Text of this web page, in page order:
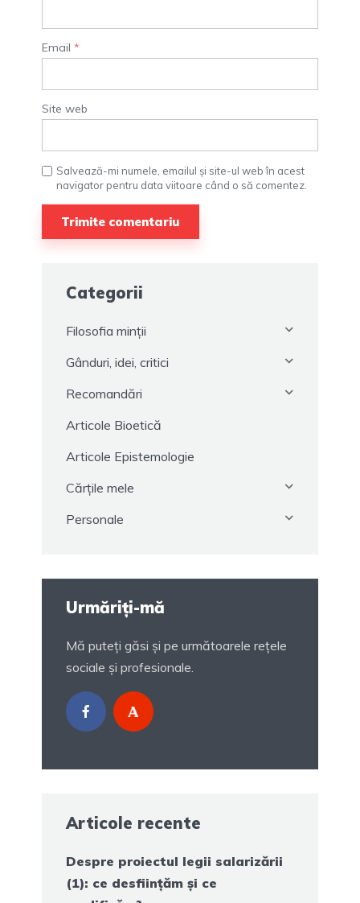
Email *
Site web
Salvează-mi numele, emailul și site-ul web în acest
navigator pentru data viitoare când o să comentez.
Categorii
Filosofia minții
Gânduri, idei, critici
Recomandări
Articole Bioetică
Articole Epistemologie
Cărțile mele
Personale
Urmăriți-mă
Mă puteți găsi și pe următoarele rețele
sociale și profesionale.
Articole recente
Despre proiectul legii salarizării
(1): ce desființăm și ce